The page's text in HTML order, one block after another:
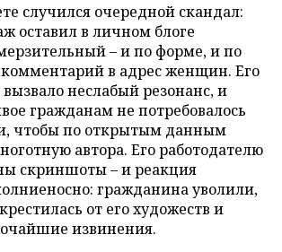
случился очередной скандал:
оставил в личном блоге
– и по форме, и по
в адрес женщин. Его
неслабый резонанс, и
гражданам не потребовалось
чтобы по открытым данным
автора. Его работодателю
скриншоты – и реакция
гражданина уволили,
от его художеств и
извинения.